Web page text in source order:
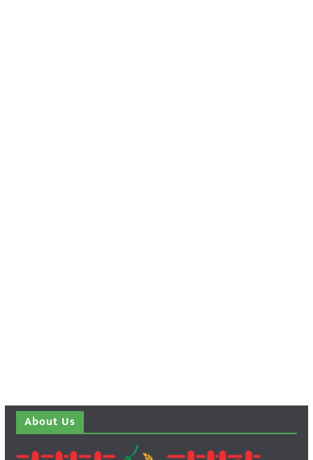
About Us